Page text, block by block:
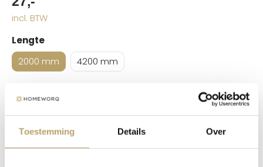
Toestemming Details Over
incl. BTW
Lengte
2000 mm
4200 mm
In winkelwagen